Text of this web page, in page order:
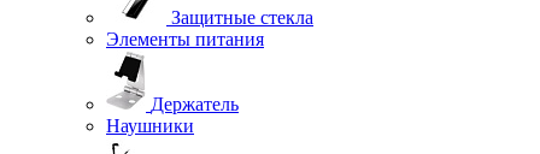
Защитные стекла
Элементы питания
Держатель
Наушники